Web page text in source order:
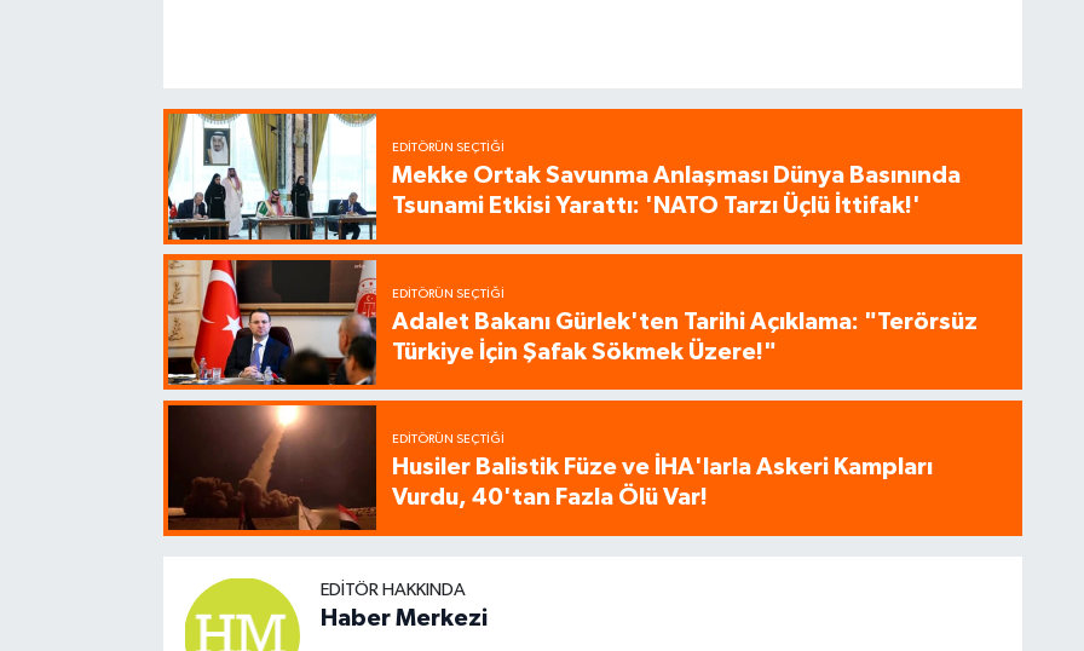
EDITÖRÜN SEÇTIĞI
Mekke Ortak Savunma Anlaşması Dünya Basınında
Tsunami Etkisi Yarattı: 'NATO Tarzı Üçlü İttifak!'
EDITÖRÜN SEÇTIĞI
Adalet Bakanı Gürlek'ten Tarihi Açıklama: "Terörsüz
Türkiye İçin Şafak Sökmek Üzere!"
EDITÖRÜN SEÇTIĞI
Husiler Balistik Füze ve İHA'larla Askeri Kampları
Vurdu, 40'tan Fazla Ölü Var!
EDITÖR HAKKINDA
Haber Merkezi